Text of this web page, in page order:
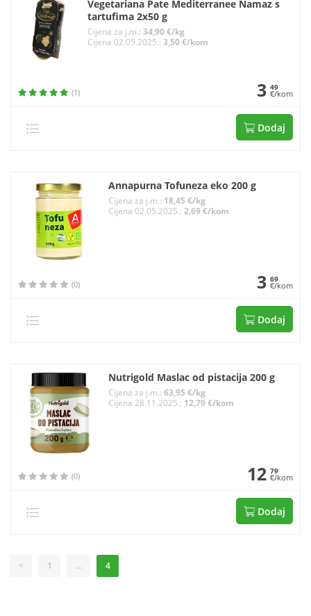
Vegetariana Pate Mediterranee Namaz s
tartufima 2x50 g
Cijena za j.m.: 34,90 €/kg
Cijena 02.05.2025.: 3,50 €/kom
(1) 3 49
€/kom
Dodaj
Annapurna Tofuneza eko 200 g
Cijena za j.m.: 18,45 €/kg
Cijena 02.05.2025.: 2,69 €/kom
(0) 3 69
€/kom
Dodaj
Nutrigold Maslac od pistacija 200 g
Cijena za j.m.: 63,95 €/kg
Cijena 28.11.2025.: 12,79 €/kom
(0) 12 79
€/kom
Dodaj
< 1 ... 4